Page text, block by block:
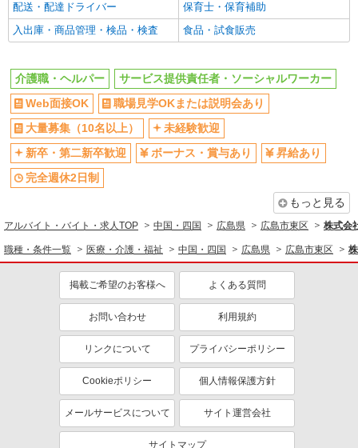
配送・配達ドライバー
保育士・保育補助
入出庫・商品管理・検品・検査
食品・試食販売
介護職・ヘルパー
サービス提供責任者・ソーシャルワーカー
Web面接OK
職場見学OKまたは説明会あり
大量募集（10名以上）
未経験歓迎
新卒・第二新卒歓迎
ボーナス・賞与あり
昇給あり
完全週休2日制
もっと見る
アルバイト・バイト・求人TOP 中国・四国 広島県 広島市東区 株式会
職種・条件一覧 医療・介護・福祉 中国・四国 広島県 広島市東区
掲載ご希望のお客様へ よくある質問
お問い合わせ 利用規約
リンクについて プライバシーポリシー
Cookieポリシー 個人情報保護方針
メールサービスについて サイト運営会社
サイトマップ